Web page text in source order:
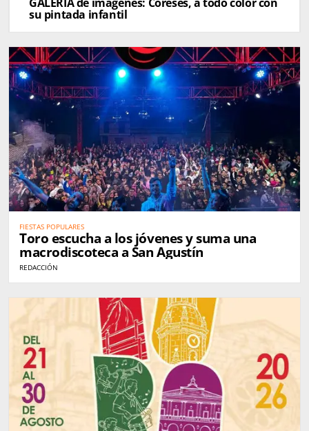
su pintada infantil
FIESTAS POPULARES
Toro escucha a los jóvenes y suma una
macrodiscoteca a San Agustín
REDACCIÓN